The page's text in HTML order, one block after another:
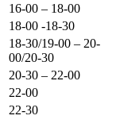
16-00 – 18-00
18-00 -18-30
18-30/19-00 – 20-
00/20-30
20-30 – 22-00
22-00
22-30